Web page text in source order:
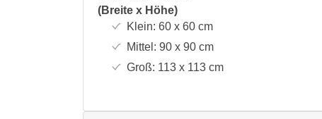
(Breite x Höhe)
Klein: 60 x 60cm
Mittel: 90 x 90cm
Groß: 113 x 113cm